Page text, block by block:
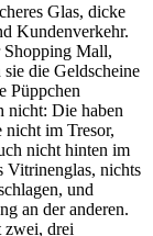
Glas, dicke
Kundenverkehr.
Shopping Mall,
die Geldscheine
Püppchen
nicht: Die haben
nicht im Tresor,
nicht hinten im
Vitrinenglas, nichts
und
an der anderen.
zwei, drei